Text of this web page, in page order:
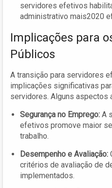
servidores efetivos
administrativo mais2020
Implicações para
Públicos
A transição para servidores
implicações significativas
servidores. Alguns aspectos
Segurança no Emprego: A
efetivos promove maior
trabalho.
Desempenho e Avaliação:
critérios de avaliação de
implementados.